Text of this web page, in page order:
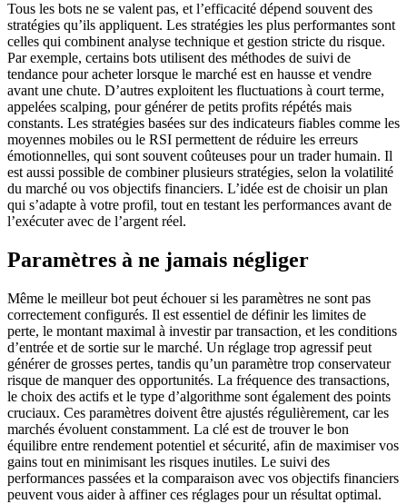
Tous les bots ne se valent pas, et l’efficacité dépend souvent des
stratégies qu’ils appliquent. Les stratégies les plus performantes sont
celles qui combinent analyse technique et gestion stricte du risque.
Par exemple, certains bots utilisent des méthodes de suivi de
tendance pour acheter lorsque le marché est en hausse et vendre
avant une chute. D’autres exploitent les fluctuations à court terme,
appelées scalping, pour générer de petits profits répétés mais
constants. Les stratégies basées sur des indicateurs fiables comme les
moyennes mobiles ou le RSI permettent de réduire les erreurs
émotionnelles, qui sont souvent coûteuses pour un trader humain. Il
est aussi possible de combiner plusieurs stratégies, selon la volatilité
du marché ou vos objectifs financiers. L’idée est de choisir un plan
qui s’adapte à votre profil, tout en testant les performances avant de
l’exécuter avec de l’argent réel.
Paramètres à ne jamais négliger
Même le meilleur bot peut échouer si les paramètres ne sont pas
correctement configurés. Il est essentiel de définir les limites de
perte, le montant maximal à investir par transaction, et les conditions
d’entrée et de sortie sur le marché. Un réglage trop agressif peut
générer de grosses pertes, tandis qu’un paramètre trop conservateur
risque de manquer des opportunités. La fréquence des transactions,
le choix des actifs et le type d’algorithme sont également des points
cruciaux. Ces paramètres doivent être ajustés régulièrement, car les
marchés évoluent constamment. La clé est de trouver le bon
équilibre entre rendement potentiel et sécurité, afin de maximiser vos
gains tout en minimisant les risques inutiles. Le suivi des
performances passées et la comparaison avec vos objectifs financiers
peuvent vous aider à affiner ces réglages pour un résultat optimal.